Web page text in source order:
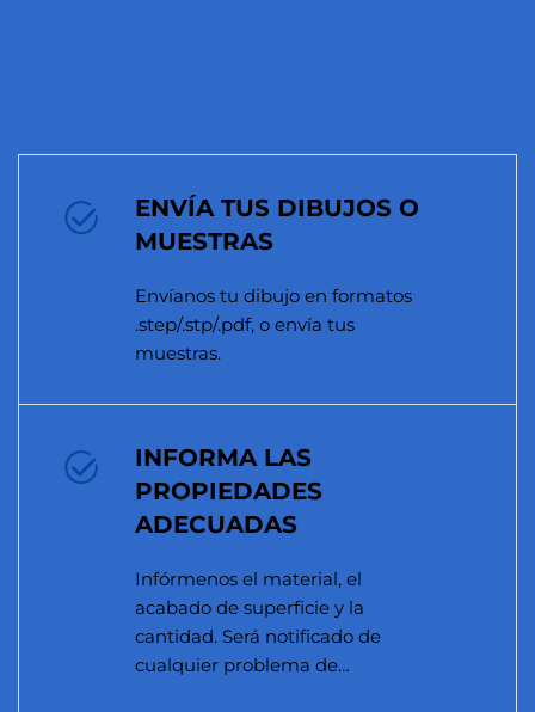
ENVÍA TUS DIBUJOS O
MUESTRAS
Envíanos tu dibujo en formatos
.step/.stp/.pdf, o envía tus
muestras.
INFORMA LAS
PROPIEDADES
ADECUADAS
Infórmenos el material, el
acabado de superficie y la
cantidad. Será notificado de
cualquier problema de